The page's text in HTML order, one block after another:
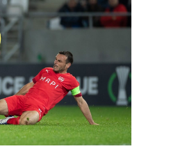
Лайф стайл
Здоровье
Стиль Диалога
Шоу-биз
Культура
Общество
Авторское
Мнение